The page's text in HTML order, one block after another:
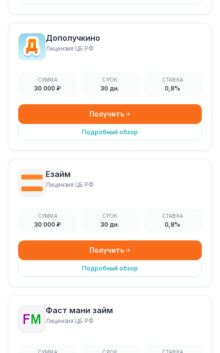
Дополучкино
Лицензия ЦБ РФ
СУММА
30 000 ₽
СРОК
30 дн.
СТАВКА
0,8%
Получить
Подробный обзор
Езайм
Лицензия ЦБ РФ
СУММА
30 000 ₽
СРОК
30 дн.
СТАВКА
0,8%
Получить
Подробный обзор
Фаст мани займ
Лицензия ЦБ РФ